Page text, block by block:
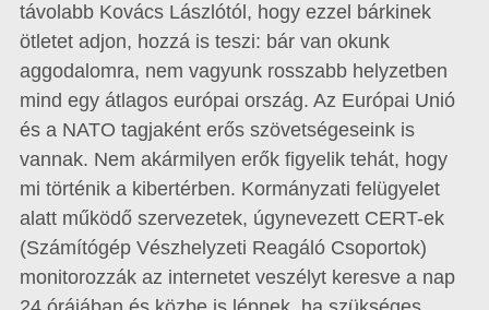
távolabb Kovács Lászlótól, hogy ezzel bárkinek
ötletet adjon, hozzá is teszi: bár van okunk
aggodalomra, nem vagyunk rosszabb helyzetben
mind egy átlagos európai ország. Az Európai Unió
és a NATO tagjaként erős szövetségeseink is
vannak. Nem akármilyen erők figyelik tehát, hogy
mi történik a kibertérben. Kormányzati felügyelet
alatt működő szervezetek, úgynevezett CERT-ek
(Számítógép Vészhelyzeti Reagáló Csoportok)
monitorozzák az internetet veszélyt keresve a nap